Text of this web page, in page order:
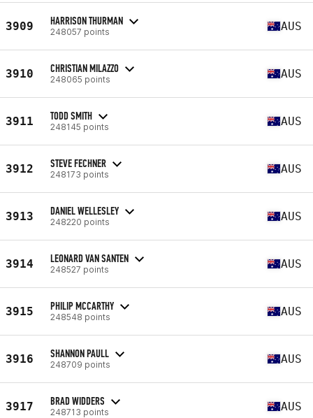
3909 HARRISON THURMAN
248057 points AUS
3910 CHRISTIAN MILAZZO
248065 points AUS
3911 TODD SMITH
248145 points AUS
3912 STEVE FECHNER
248173 points AUS
3913 DANIEL WELLESLEY
248220 points AUS
3914 LEONARD VAN SANTEN
248527 points AUS
3915 PHILIP MCCARTHY
248548 points AUS
3916 SHANNON PAULL
248709 points AUS
3917 BRAD WIDDERS
248713 points AUS